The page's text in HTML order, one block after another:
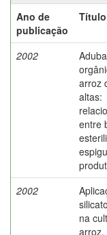
Ano de
publicação
Título
2002
arroz
altas:
entre
2002
na
arroz.